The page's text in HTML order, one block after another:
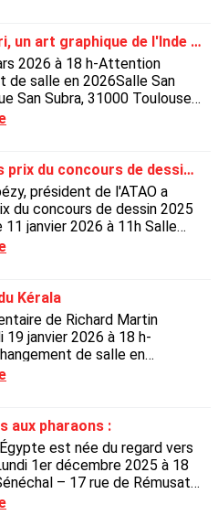
ô Kalamkari, un art graphique de l'Inde du sud
2026 à 18 h-Attention
de salle en 2026Salle San
San Subra, 31000 Toulouse.
Cyprien)Conférence de
Remise des prix du concours de dessin 2025
président de l'ATAO a
du concours de dessin 2025
11 janvier 2026 à 11h Salle
des Arts Précieux Paul
Kérala
de Richard Martin
19 janvier 2026 à 18 h-
de salle en
Subra – 2, rue San Subra,
aux pharaons :
est née du regard vers
1er décembre 2025 à 18
– 17 rue de Rémusat
de M. Éric